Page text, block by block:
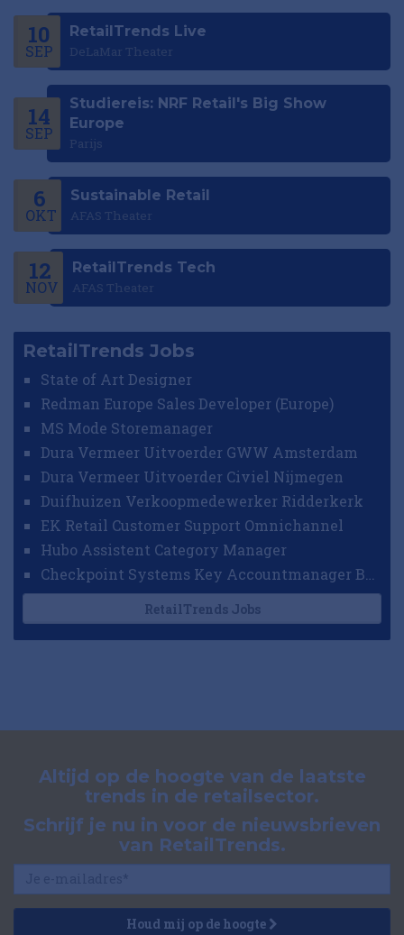
10
SEP
RetailTrends Live
DeLaMar Theater
14
SEP
Studiereis: NRF Retail's Big Show
Europe
Parijs
6
OKT
Sustainable Retail
AFAS Theater
12
NOV
RetailTrends Tech
AFAS Theater
RetailTrends Jobs
State of Art Designer
Redman Europe Sales Developer (Europe)
MS Mode Storemanager
Dura Vermeer Uitvoerder GWW Amsterdam
Dura Vermeer Uitvoerder Civiel Nijmegen
Duifhuizen Verkoopmedewerker Ridderkerk
EK Retail Customer Support Omnichannel
Hubo Assistent Category Manager
RetailTrends Jobs
Altijd op de hoogte van de laatste
trends in de retailsector.
Schrijf je nu in voor de nieuwsbrieven
van RetailTrends.
Houd mij op de hoogte